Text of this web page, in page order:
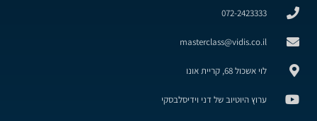
072-2423333
masterclass@vidis.co.il
לוי אשכול 68, קריית אונו
ערוץ היוטיוב של דני וידיסלבסקי